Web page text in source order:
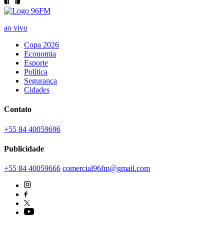
ao vivo
Copa 2026
Economia
Esporte
Política
Segurança
Cidades
Contato
+55 84 40059696
Publicidade
+55 84 40059666 comercial96fm@gmail.com